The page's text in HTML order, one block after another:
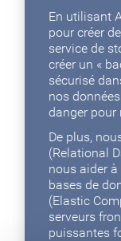
En utilisant
pour créer
service de
créer un «
sécurisé
nos
danger pour
De plus,
(Relational
nous aider
bases de
(Elastic
serveurs
puissantes